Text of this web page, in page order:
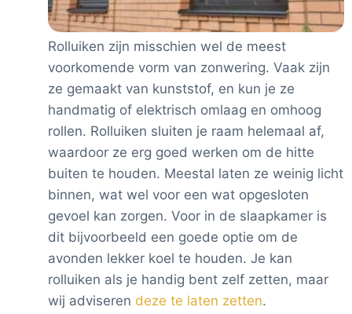
Rolluiken zijn misschien wel de meest
voorkomende vorm van zonwering. Vaak zijn
ze gemaakt van kunststof, en kun je ze
handmatig of elektrisch omlaag en omhoog
rollen. Rolluiken sluiten je raam helemaal af,
waardoor ze erg goed werken om de hitte
buiten te houden. Meestal laten ze weinig licht
binnen, wat wel voor een wat opgesloten
gevoel kan zorgen. Voor in de slaapkamer is
dit bijvoorbeeld een goede optie om de
avonden lekker koel te houden. Je kan
rolluiken als je handig bent zelf zetten, maar
wij adviseren deze te laten zetten.